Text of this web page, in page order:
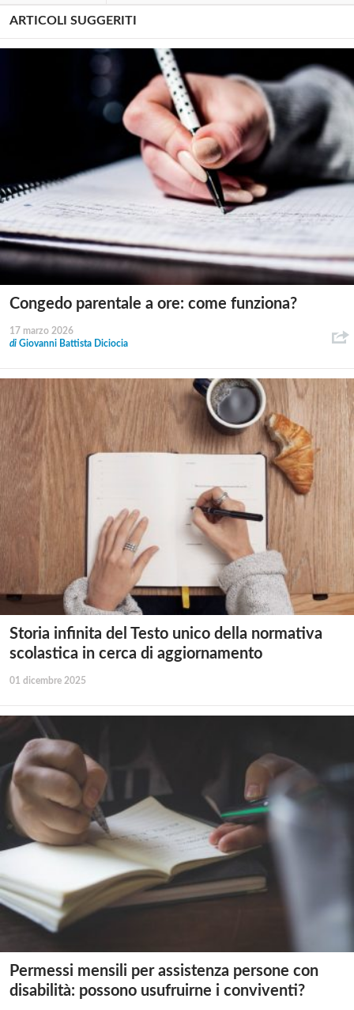
ARTICOLI SUGGERITI
Congedo parentale a ore: come funziona?
17 marzo 2026
di Giovanni Battista Diciocia
Storia infinita del Testo unico della normativa
scolastica in cerca di aggiornamento
01 dicembre 2025
Permessi mensili per assistenza persone con
disabilità: possono usufruirne i conviventi?